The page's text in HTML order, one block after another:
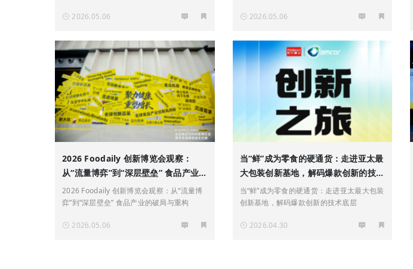
2026.05.06 2026.05.06
2026 Foodaily 创新博览会观察：
从“流量博弈”到“深层壁垒” 食品产业
的破局与重构
2026 Foodaily 创新博览会观察：从“流量博
弈”到“深层壁垒” 食品产业的破局与重构
2026.05.06
当“鲜”成为零食的硬通货：走进亚太最
大包装创新基地，解码爆款创新的技术
底层
当“鲜”成为零食的硬通货：走进亚太最大包装
创新基地，解码爆款创新的技术底层
2026.04.30